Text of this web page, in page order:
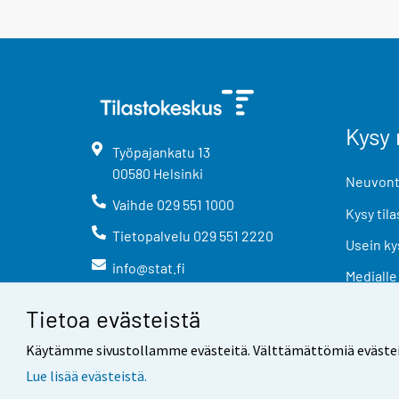
Tietoa evästeistä
Käytämme sivustollamme evästeitä. Välttämättömiä
Lue lisää evästeistä.
Työpajankatu 13
00580 Helsinki
Vaihde 029 551 1000
Tietopalvelu 029 551 2220
info@stat.fi
Kysy
Usein
Medialle